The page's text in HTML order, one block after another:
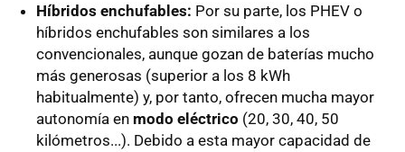
Híbridos enchufables: Por su parte, los PHEV o
híbridos enchufables son similares a los
convencionales, aunque gozan de baterías mucho
más generosas (superior a los 8 kWh
habitualmente) y, por tanto, ofrecen mucha mayor
autonomía en modo eléctrico (20, 30, 40, 50
kilómetros...). Debido a esta mayor capacidad de